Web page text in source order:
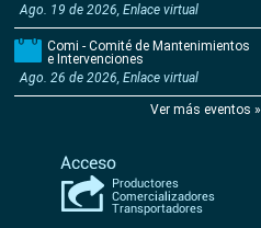
Ago. 19 de 2026, Enlace virtual
Comi - Comité de Mantenimientos
e Intervenciones
Ago. 26 de 2026, Enlace virtual
Ver más eventos »